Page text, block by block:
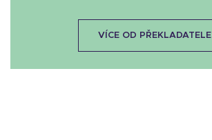
VÍCE OD PŘEKLADATELE